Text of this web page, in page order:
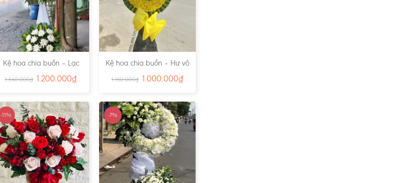
Kệ hoa chia buồn – Lạc
1.540.000₫ 1.200.000₫
Kệ hoa chia buồn – Hư vô
1.150.000₫ 1.000.000₫
-11% -7%